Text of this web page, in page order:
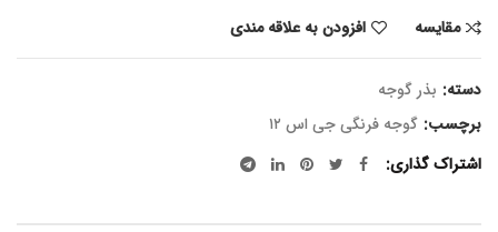
مقایسه افزودن به علاقه مندی
دسته: بذر گوجه
برچسب: گوجه فرنگی جی اس ۱۲
اشتراک گذاری